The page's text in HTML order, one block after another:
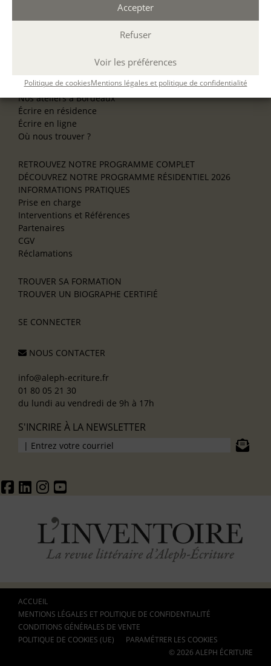
Accepter
Refuser
Voir les préférences
Politique de cookiesMentions légales et politique de confidentialité
Nos ateliers à Lyon
Nos ateliers à Bordeaux
Écrire en résidence
Écrire en ligne
Où nous trouver ?
RETROUVEZ NOTRE PROGRAMME COMPLET
DÉCOUVREZ NOTRE PROGRAMME RÉSIDENTIEL 2026
INFORMATIONS PRATIQUES
Prise en charge
Interventions et Références
Partenaires
CGV
Réclamations
TROUVER SA FORMATION
TROUVER UN BIOGRAPHE CERTIFIÉ
SE CONNECTER
NOUS CONTACTER
info@aleph-ecriture.fr
01 80 05 21 30
du lundi au vendredi de 9h à 17h
S'INCRIRE À LA NEWSLETTER
ACCUEIL
MENTIONS LÉGALES ET POLITIQUE DE CONFIDENTIALITÉ
CONDITIONS GÉNÉRALES DE VENTE
POLITIQUE DE COOKIES (UE)
PARAMÉTRER LES COOKIES
© 2026 ALEPH ÉCRITURE